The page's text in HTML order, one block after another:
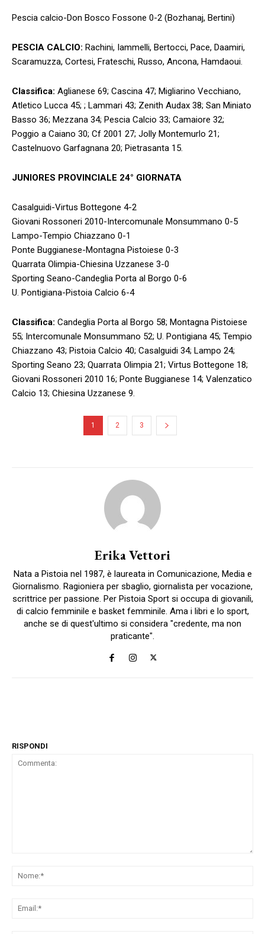
Pescia calcio-Don Bosco Fossone 0-2 (Bozhanaj, Bertini)
PESCIA CALCIO: Rachini, Iammelli, Bertocci, Pace, Daamiri,
Scaramuzza, Cortesi, Frateschi, Russo, Ancona, Hamdaoui.
Classifica: Aglianese 69; Cascina 47; Migliarino Vecchiano,
Atletico Lucca 45; ; Lammari 43; Zenith Audax 38; San Miniato
Basso 36; Mezzana 34; Pescia Calcio 33; Camaiore 32;
Poggio a Caiano 30; Cf 2001 27; Jolly Montemurlo 21;
Castelnuovo Garfagnana 20; Pietrasanta 15.
JUNIORES PROVINCIALE 24° GIORNATA
Casalguidi-Virtus Bottegone 4-2
Giovani Rossoneri 2010-Intercomunale Monsummano 0-5
Lampo-Tempio Chiazzano 0-1
Ponte Buggianese-Montagna Pistoiese 0-3
Quarrata Olimpia-Chiesina Uzzanese 3-0
Sporting Seano-Candeglia Porta al Borgo 0-6
U. Pontigiana-Pistoia Calcio 6-4
Classifica: Candeglia Porta al Borgo 58; Montagna Pistoiese
55; Intercomunale Monsummano 52; U. Pontigiana 45; Tempio
Chiazzano 43; Pistoia Calcio 40; Casalguidi 34; Lampo 24;
Sporting Seano 23; Quarrata Olimpia 21; Virtus Bottegone 18;
Giovani Rossoneri 2010 16; Ponte Buggianese 14; Valenzatico
Calcio 13; Chiesina Uzzanese 9.
1 2 3
Erika Vettori
Nata a Pistoia nel 1987, è laureata in Comunicazione, Media e
Giornalismo. Ragioniera per sbaglio, giornalista per vocazione,
scrittrice per passione. Per Pistoia Sport si occupa di giovanili,
di calcio femminile e basket femminile. Ama i libri e lo sport,
anche se di quest'ultimo si considera "credente, ma non
praticante".
RISPONDI